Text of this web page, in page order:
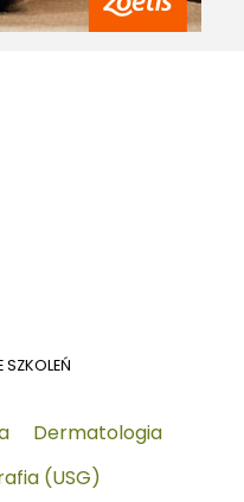
SZKOLEŃ
Dermatologia
(USG)